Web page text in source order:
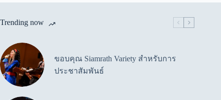
Trending now
ขอบคุณ Siamrath Variety สำหรับการ
ประชาสัมพันธ์